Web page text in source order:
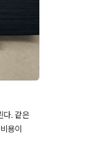
다. 같은
용이